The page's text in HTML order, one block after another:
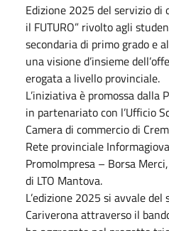
Edizione 2025 del servizio di
il FUTURO” rivolto agli
secondaria di primo grado e
una visione d’insieme
erogata a livello provinciale.
L’iniziativa è promossa dalla
in partenariato con l’Ufficio
Camera di commercio di
Rete provinciale
PromoImpresa – Borsa
di LTO Mantova.
L’edizione 2025 si avvale
Cariverona attraverso il